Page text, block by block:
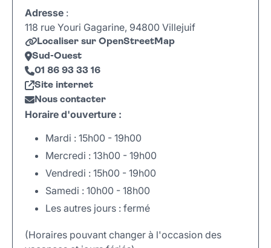
Adresse :
118 rue Youri Gagarine, 94800 Villejuif
Localiser sur OpenStreetMap
Sud-Ouest
01 86 93 33 16
Site internet
Nous contacter
Horaire d'ouverture :
Mardi : 15h00 - 19h00
Mercredi : 13h00 - 19h00
Vendredi : 15h00 - 19h00
Samedi : 10h00 - 18h00
Les autres jours : fermé
(Horaires pouvant changer à l'occasion des